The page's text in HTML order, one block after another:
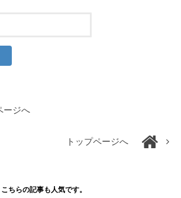
ージへ
トップページへ
こちらの記事も人気です。